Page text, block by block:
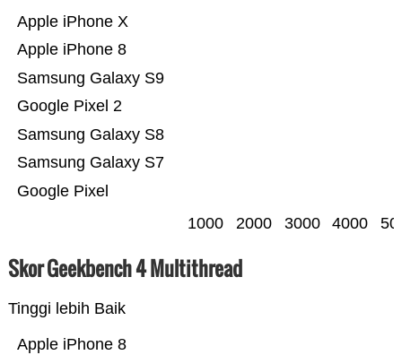
Google Pixel
Samsung Galaxy S7
Samsung Galaxy S8
Google Pixel 2
Samsung Galaxy S9
Apple iPhone 8
Apple iPhone X
1000 2000 3000 4000
Skor Geekbench 4 Multithread
Tinggi lebih Baik
Apple iPhone 8